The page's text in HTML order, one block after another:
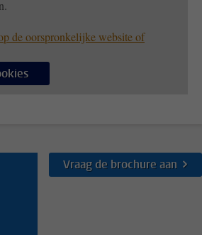
de oorspronkelijke website of
Vraag de brochure aan